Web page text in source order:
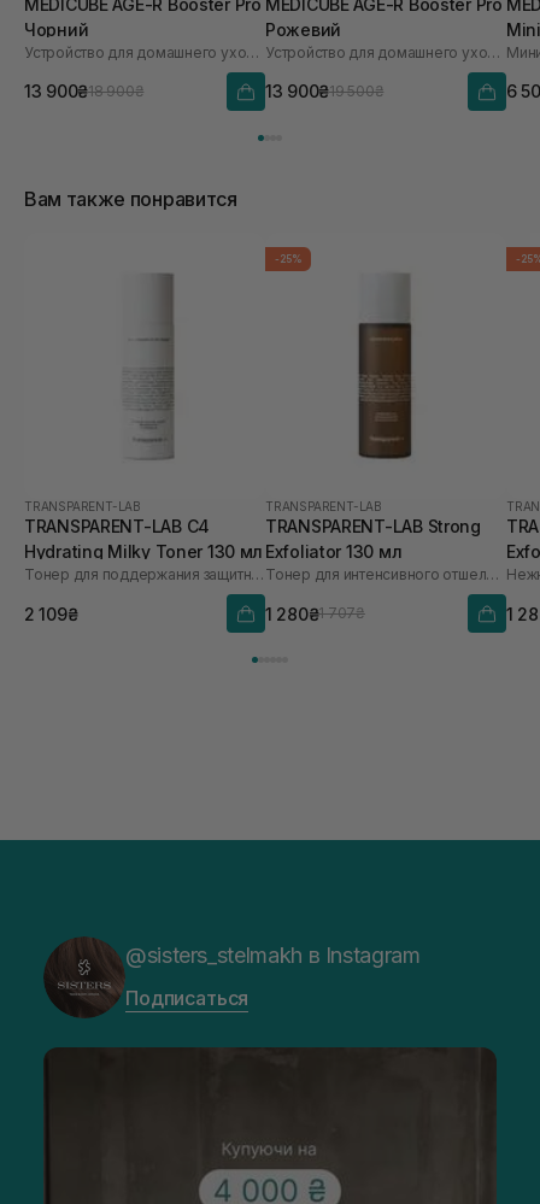
Чорний
Устройство для домашнего ухода за кожей 6 в 1
13 900₴18 900₴
Рожевий
Устройство для домашнего ухода за кожей 6 в 1
13 900₴19 500₴ 6
Вам также понравится
TRANSPARENT-LAB
TRANSPARENT-LAB C4
Hydrating Milky Toner 130 мл
Тонер для поддержания защитного барьера
2 109₴
-25%
TRANSPARENT-LAB
TRANSPARENT-LAB Strong
Exfoliator 130 мл
Тонер для интенсивного отшелушивания
1 280₴1 707₴
-
1
@sisters_stelmakh в Instagram
Подписаться